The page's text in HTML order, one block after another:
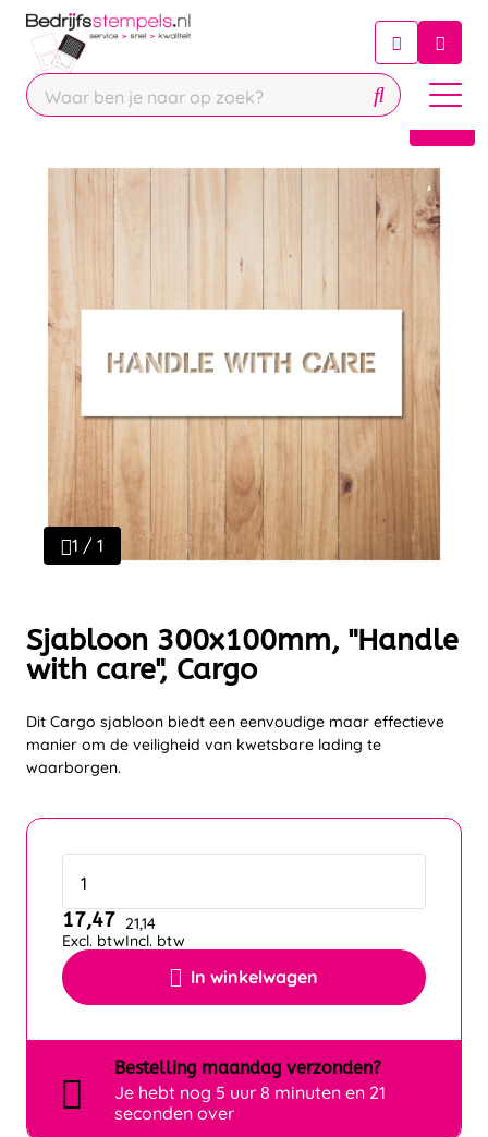
Chatbot
Chat 24/7 met onze chatbot voor
Contact
1 / 1
Sjabloon 300x100mm, "Handle
with care", Cargo
Dit Cargo sjabloon biedt een eenvoudige maar effectieve
manier om de veiligheid van kwetsbare lading te
waarborgen.
In winkelwagen
17,47
Excl. btw
21,14
Incl. btw
Bestelling maandag verzonden?
Je hebt nog 5 uur 8 minuten en 21
seconden over